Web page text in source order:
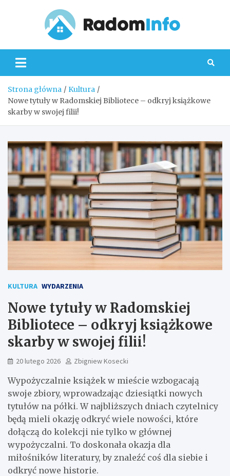
Strona główna
Kultura
Nowe tytuły w Radomskiej Bibliotece – odkryj książkowe
skarby w swojej filii!
KULTURA WYDARZENIA
Nowe tytuły w Radomskiej
Bibliotece – odkryj książkowe
skarby w swojej filii!
20 lutego 2026 Zbigniew Kosecki
Wypożyczalnie książek w mieście wzbogacają
swoje zbiory, wprowadzając dziesiątki nowych
tytułów na półki. W najbliższych dniach czytelnicy
będą mieli okazję odkryć wiele nowości, które
dołączą do kolekcji nie tylko w głównej
wypożyczalni. To doskonała okazja dla
miłośników literatury, by znaleźć coś dla siebie i
odkryć nowe historie.